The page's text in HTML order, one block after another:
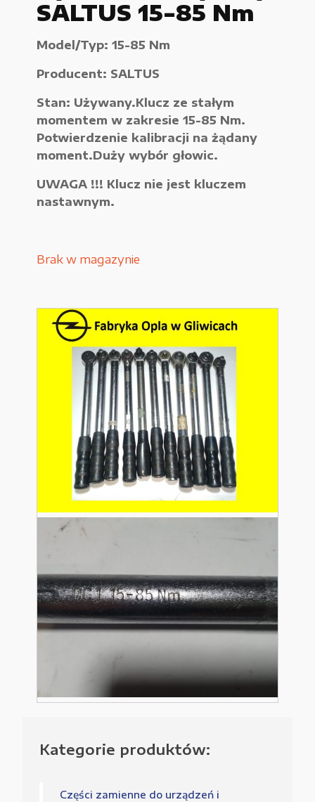
Urządzenia elektryczne
Urządzenia pneumatyczne i hydrauliczne
Używane narzędzia warsztatowe
Pozostałe
WYPRZEDAŻE
Zamówienie
Polityka Prywatności
SALTUS 15-85 Nm
Model/Typ: 15-85 Nm
Producent: SALTUS
Stan: Używany.Klucz ze stałym
momentem w zakresie 15-85 Nm.
Potwierdzenie kalibracji na żądany
moment.Duży wybór głowic.
UWAGA !!! Klucz nie jest kluczem
nastawnym.
Brak w magazynie
Kategorie produktów:
Części zamienne do urządzeń i